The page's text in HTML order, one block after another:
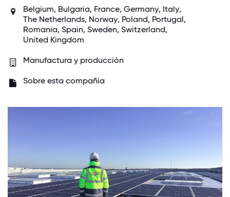
Belgium, Bulgaria, France, Germany, Italy,
The Netherlands, Norway, Poland, Portugal,
Romania, Spain, Sweden, Switzerland,
United Kingdom
Manufactura y producción
Sobre esta compañía